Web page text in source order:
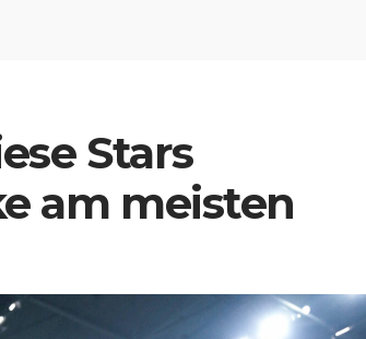
Stars
am meisten